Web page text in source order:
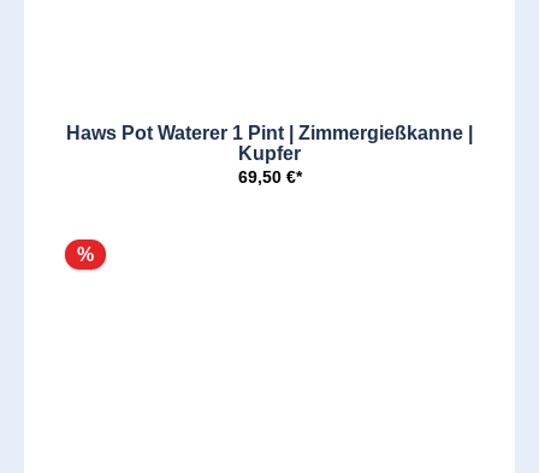
Haws Pot Waterer 1 Pint | Zimmergießkanne |
Kupfer
69,50 €*
%